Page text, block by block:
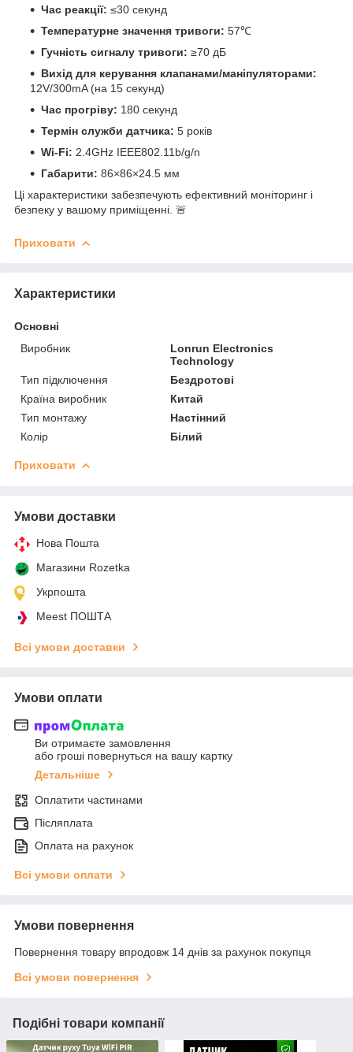
Час реакції: ≤30 секунд
Температурне значення тривоги: 57℃
Гучність сигналу тривоги: ≥70 дБ
Вихід для керування клапанами/маніпуляторами:
12V/300mA (на 15 секунд)
Час прогріву: 180 секунд
Термін служби датчика: 5 років
Wi-Fi: 2.4GHz IEEE802.11b/g/n
Габарити: 86×86×24.5 мм
Ці характеристики забезпечують ефективний моніторинг і
безпеку у вашому приміщенні. 🚨
Приховати
Характеристики
Основні
Виробник
Lonrun Electronics
Technology
Тип підключення
Бездротові
Країна виробник
Китай
Тип монтажу
Настінний
Колір
Білий
Приховати
Умови доставки
Нова Пошта
Магазини Rozetka
Укрпошта
Meest ПОШТА
Всі умови доставки
Умови оплати
Ви отримаєте замовлення
або гроші повернуться на вашу картку
Детальніше
Оплатити частинами
Післяплата
Оплата на рахунок
Всі умови оплати
Умови повернення
Повернення товару впродовж 14 днів за рахунок покупця
Всі умови повернення
Подібні товари компанії